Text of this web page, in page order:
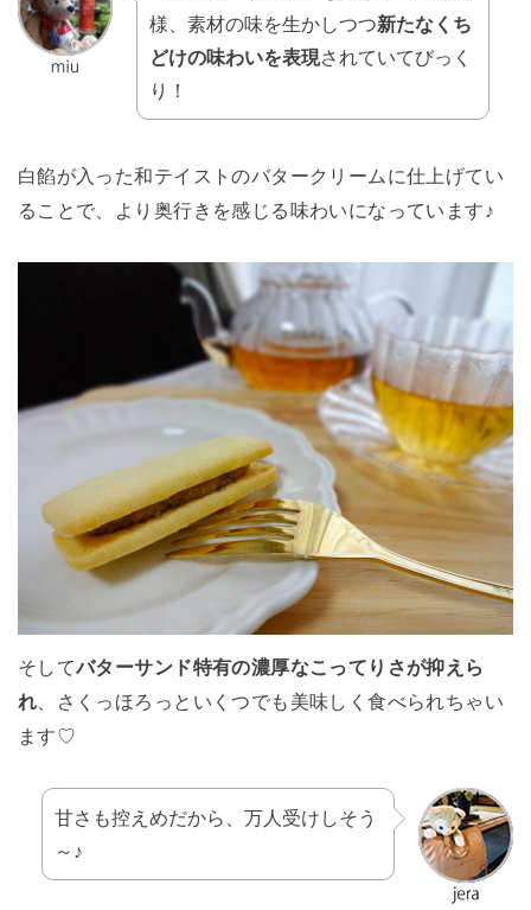
様、素材の味を生かしつつ新たなくち
どけの味わいを表現されていてびっく
り！
白餡が入った和テイストのバタークリームに仕上げてい
ることで、より奥行きを感じる味わいになっています♪
そしてバターサンド特有の濃厚なこってりさが抑えら
れ 、さくっほろっといくつでも美味しく食べられちゃい
ます♡
甘さも控えめだから、万人受けしそう
～♪